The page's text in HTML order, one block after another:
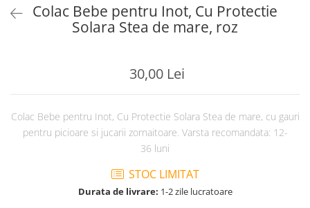
Colac Bebe pentru Inot, Cu Protectie
Solara Stea de mare, roz
30,00 Lei
Colac Bebe pentru Inot, Cu Protectie Solara Stea de mare, cu gauri
pentru picioare si jucarii zornaitoare. Varsta recomandata: 12-
36 luni
STOC LIMITAT
Durata de livrare: 1-2 zile lucratoare